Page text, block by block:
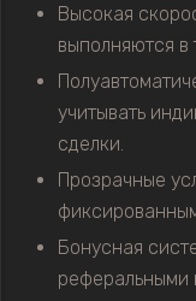
Высокая
выполняются в
учитывать
сделки.
Прозрачные
Бонусная
реферальными